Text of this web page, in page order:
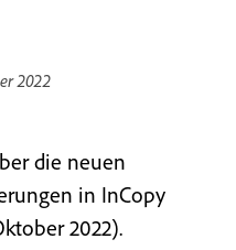
2022
die neuen
in InCopy
2022).